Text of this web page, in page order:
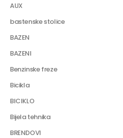
AUX
bastenske stolice
BAZEN
BAZENI
Benzinske freze
Bicikla
BICIKLO
Bijela tehnika
BRENDOVI